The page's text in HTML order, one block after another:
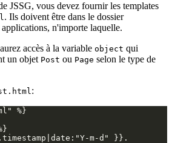
JSSG, vous devez fournir les templates
. Ils doivent être dans le dossier
n'importe laquelle.
accès à la variable object qui
un objet Post ou Page selon le type de
:
%}
m-d" }}.